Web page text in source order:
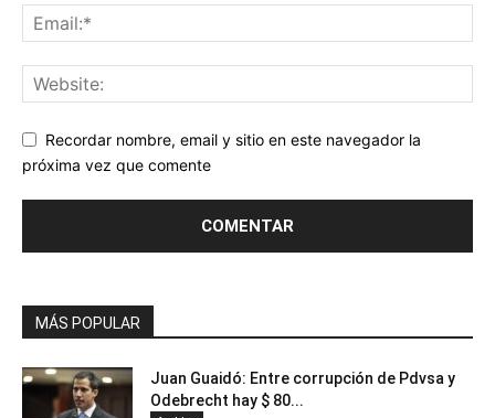
Recordar nombre, email y sitio en este navegador la
próxima vez que comente
MÁS POPULAR
Juan Guaidó: Entre corrupción de Pdvsa y
Odebrecht hay $ 80...